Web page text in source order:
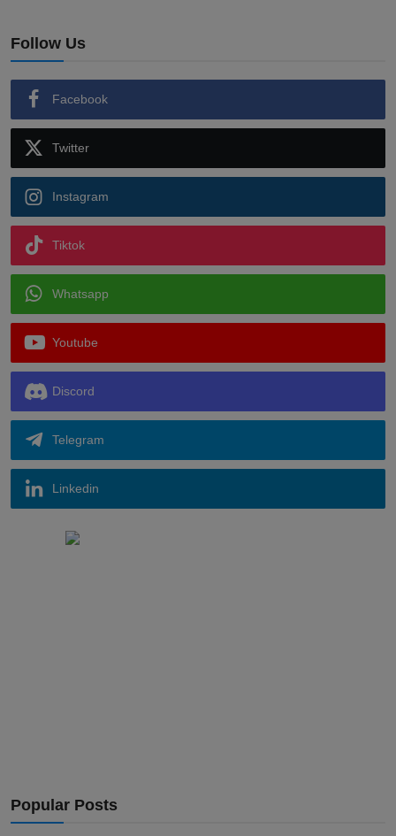
Follow Us
Facebook
Twitter
Instagram
Tiktok
Whatsapp
Youtube
Discord
Telegram
Linkedin
Popular Posts